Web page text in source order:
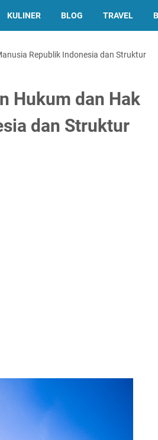
KULINER BLOG TRAVEL
Republik Indonesia dan Struktur
Hukum dan Hak
dan Struktur